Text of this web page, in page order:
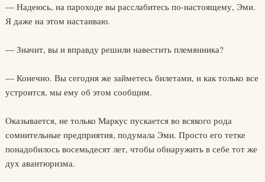
— Надеюсь, на пароходе вы расслабитесь по-настоящему, Эми.
Я даже на этом настаиваю.
— Значит, вы и вправду решили навестить племянника?
— Конечно. Вы сегодня же займетесь билетами, и как только все
устроится, мы ему об этом сообщим.
Оказывается, не только Маркус пускается во всякого рода
сомнительные предприятия, подумала Эми. Просто его тетке
понадобилось восемьдесят лет, чтобы обнаружить в себе тот же
дух авантюризма.